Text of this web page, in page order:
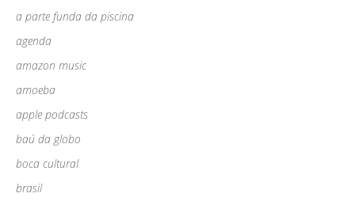
a parte funda da piscina
agenda
amazon music
amoeba
apple podcasts
baú da globo
boca cultural
brasil